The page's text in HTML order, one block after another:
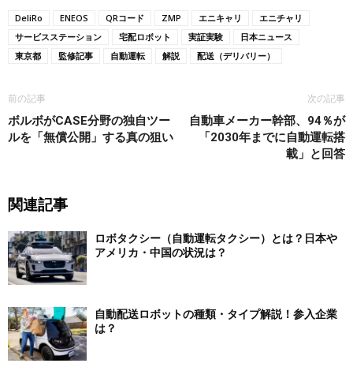
DeliRo ENEOS QRコード ZMP エニキャリ
エニチャリ
サービスステーション
宅配ロボット 実証実験
日本ニュース
東京都
監修記事 自動運転 解説 配送（デリバリー）
前の記事
ボルボがCASE分野の独自ツー
ルを「無償公開」する真の狙い
次の記事
自動車メーカー幹部、94％が
「2030年までに自動運転搭
載」と回答
関連記事
ロボタクシー（自動運転タクシー）とは？日本や
アメリカ・中国の状況は？
自動配送ロボットの種類・タイプ解説！参入企業
は？